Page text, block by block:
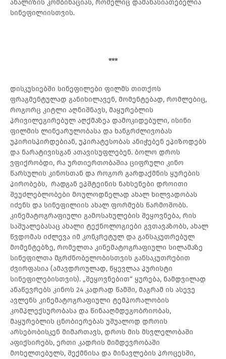
ანალიზის კომბინაციას, რომელიც დამახასიათებელია
სინეფილიისთვის.
***
დისკუსიებში სინეფილები ფილმს თითქოს
ფრაგმენტულად განიხილავენ, მომენტებად, რომლებიც,
როგორც კიტლი აღნიშნავს, მაყურებლის
პრივილეგირებულ აღქმაზეა დამოკიდებული, ისინი
ფილმის ლინეარულობასა და ხანგრძლივობას
უპირისპირდებიან, უპირატესობას ანიჭებენ ეპიზოდებს
და ნარატივისგან ათავისუფლებენ. ბოლო დროს
ვფიქრობდი, რა ურთიერთობაშია ციფრული კინო
წარსულის კინოსთან და როგორ გარდაქმნის ყურების
პირობებს, რადგან ეპშტეინის ნახსენები დროითი
შეუძლებლობები მოულოდნელად ახალ ხილვადობას
იძენს და სინეფილიის ახალ ფორმებს წარმოშობს.
კინემატოგრაფიული გამოსახულების შეყოვნება, რის
საშუალებასაც ახალი ტექნოლოგიები გვთავაზობს, ახალ
წვდომას იძლევა იმ კონკრეტულ და განსაკუთრებულ
მომენტებზე, რომელთა კინემატოგრაფიული სილამაზე
სინეფილთა მგრძნობელობისთვის განსაკუთრებით
ძვირფასია (ამავდროულად, წყევლაა პურისტი
სინეფილებისთვის). „შეყოვნებით“ ყურება, ნამდვილად
ანაწევრებს კინოს 24 კადრად წამში, მაგრამ ის ასევე
ავლენს კინემატოგრაფიული ტემპორალობის
კომპლექსურობასა და წინააღმდეგობრიობას,
მაყურებლის ცნობიერებას უშუალოდ დროის
არსებობისკენ მიმართავს, დროს მის მსვლელობაში
აფიქსირებს, ერთი კადრის მიმდევრობაში
მოხელთებულს, შექმნისა და მინავლების პროცესში,